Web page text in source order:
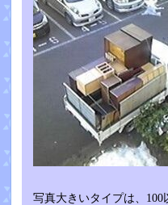
写真大きいタイプは、